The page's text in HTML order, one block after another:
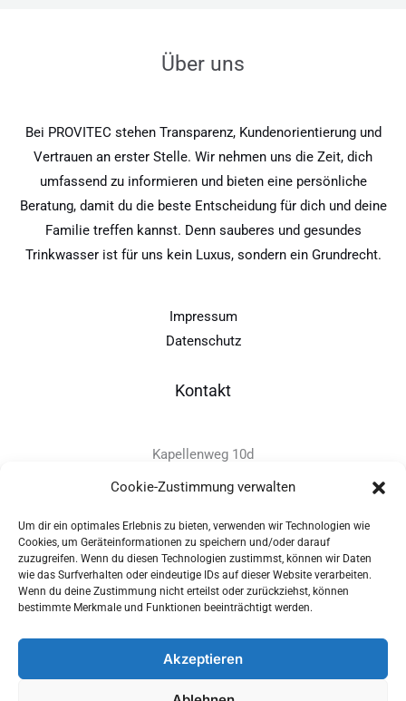
Cookie-Zustimmung verwalten
Um dir ein optimales Erlebnis zu bieten, verwenden wir Technologien wie
Cookies, um Geräteinformationen zu speichern und/oder darauf
zuzugreifen. Wenn du diesen Technologien zustimmst, können wir Daten
wie das Surfverhalten oder eindeutige IDs auf dieser Website verarbeiten.
Wenn du deine Zustimmung nicht erteilst oder zurückziehst, können
bestimmte Merkmale und Funktionen beeinträchtigt werden.
Akzeptieren
Über uns
Bei PROVITEC stehen Transparenz, Kundenorientierung und
Vertrauen an erster Stelle. Wir nehmen uns die Zeit, dich
umfassend zu informieren und bieten eine persönliche
Beratung, damit du die beste Entscheidung für dich und deine
Familie treffen kannst. Denn sauberes und gesundes
Trinkwasser ist für uns kein Luxus, sondern ein Grundrecht.
Impressum
Datenschutz
Kontakt
Kapellenweg 10d
D-94575 Windorf
+49 - (0)8546 - 97 39 0
info@provitec.de
www.provitec.com
Copyright © 2026 PROVITEC Trinkwassersysteme e.K | Alle